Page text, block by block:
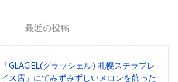
最近の投稿
「GLACIEL(グラッシェル) 札幌ステラプレ
イス店」にてみずみずしいメロンを飾った